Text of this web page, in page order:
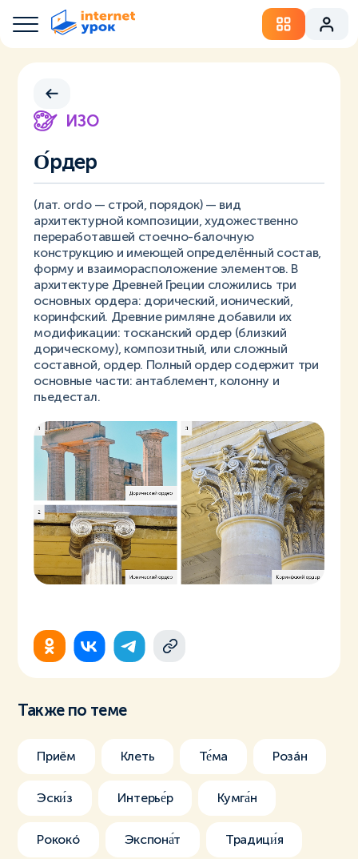
ИЗО
О́рдер
(лат. ordo — строй, порядок) — вид
архитектурной композиции, художественно
переработавшей стоечно-балочную
конструкцию и имеющей определённый состав,
форму и взаиморасположение элементов. В
архитектуре Древней Греции сложились три
основных ордера: дорический, ионический,
коринфский. Древние римляне добавили их
модификации: тосканский ордер (близкий
дорическому), композитный, или сложный
составной, ордер. Полный ордер содержит три
основные части: антаблемент, колонну и
пьедестал.
Также по теме
Приём Клеть Те́ма Розáн
Эски́з Интерье́р Кумга́н
Рококó Экспона́т Традици́я